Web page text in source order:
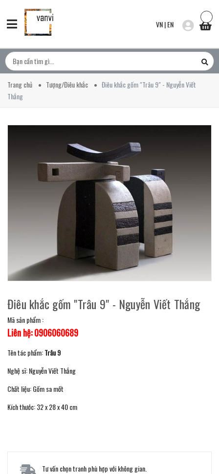
VN|EN
Trang chủ Tượng/Điêu khắc
Điêu khắc gốm "Trâu 9" - Nguyễn Viết
Thắng
Điêu khắc gốm "Trâu 9" - Nguyễn Viết Thắng
Mã sản phẩm :
Liên hệ: 0906060689
Tên tác phẩm:Trâu 9
Nghệ sĩ: Nguyễn Viết Thắng
Chất liệu: Gốm sa mốt
Kích thước: 32 x 28 x 40 cm
Tư vấn chọn tranh phù hợp với không gian.